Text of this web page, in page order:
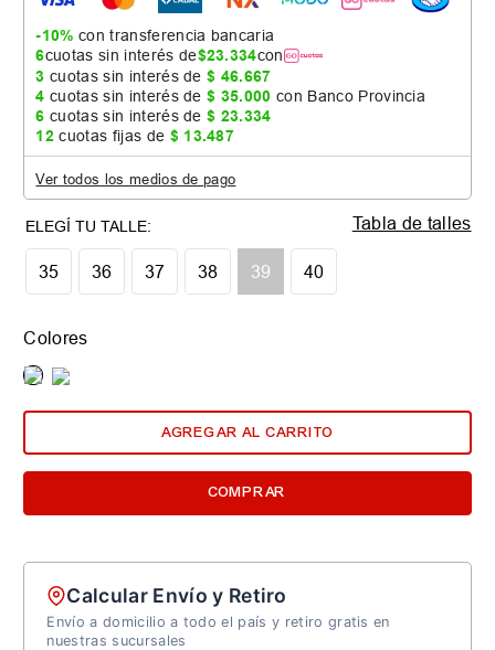
-10% con transferencia bancaria
6cuotas sin interés de$23.334con
3 cuotas sin interés de$ 46.667
4 cuotas sin interés de$ 35.000 con Banco Provincia
6 cuotas sin interés de$ 23.334
12 cuotas fijas de $ 13.487
Ver todos los medios de pago
35 36 37 38 39 40
Tabla de talles
Colores
AGREGAR AL CARRITO
COMPRAR
Calcular Envío y Retiro
Envío a domicilio a todo el país y retiro gratis en
nuestras sucursales